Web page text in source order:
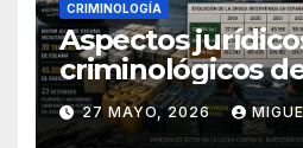
CRIMINOLOGÍA
Aspectos
criminológicos
lucha contra el
en el sur de
27 MAYO, 2026